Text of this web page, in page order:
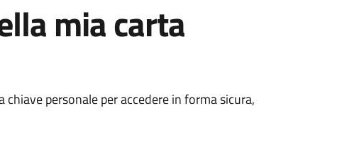
mia carta
chiave personale per accedere in forma sicura,